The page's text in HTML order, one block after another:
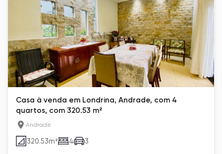
Casa à venda em Londrina, Andrade, com 4
quartos, com 320.53 m²
Andrade
320.53m² 4 3